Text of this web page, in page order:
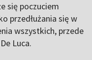
się poczuciem
przedłużania się w
wszystkich, przede
Luca.